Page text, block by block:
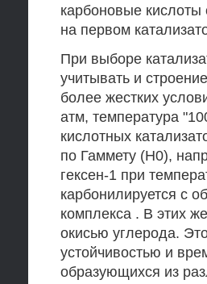
карбоновые
на первом
При выборе
учитывать и
более жестких
атм, температура
кислотных
по Гаммету (Н0),
гексен-1 при
карбонилируется с
комплекса . В этих
окисью углерода.
устойчивостью и
образующихся из